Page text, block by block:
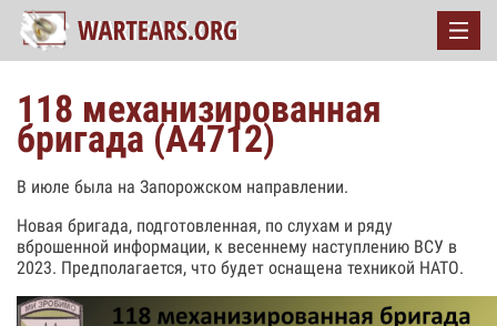
118 механизированная
бригада (А4712)
В июле была на Запорожском направлении.
Новая бригада, подготовленная, по слухам и ряду
вброшенной информации, к весеннему наступлению ВСУ в
2023. Предполагается, что будет оснащена техникой НАТО.